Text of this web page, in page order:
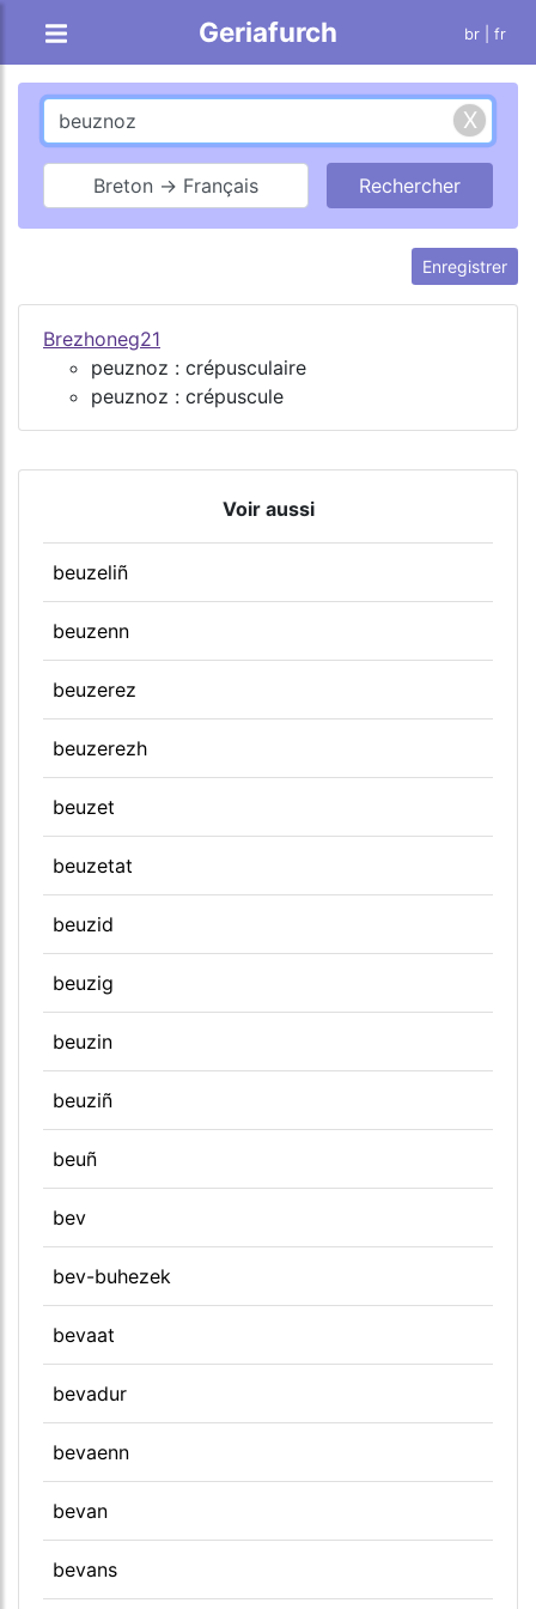
Geriafurch br | fr
Breton → Français
Enregistrer
Brezhoneg21
peuznoz : crépusculaire
peuznoz : crépuscule
Voir aussi
beuzeliñ
beuzenn
beuzerez
beuzerezh
beuzet
beuzetat
beuzid
beuzig
beuzin
beuziñ
beuñ
bev
bev-buhezek
bevaat
bevadur
bevaenn
bevan
bevans